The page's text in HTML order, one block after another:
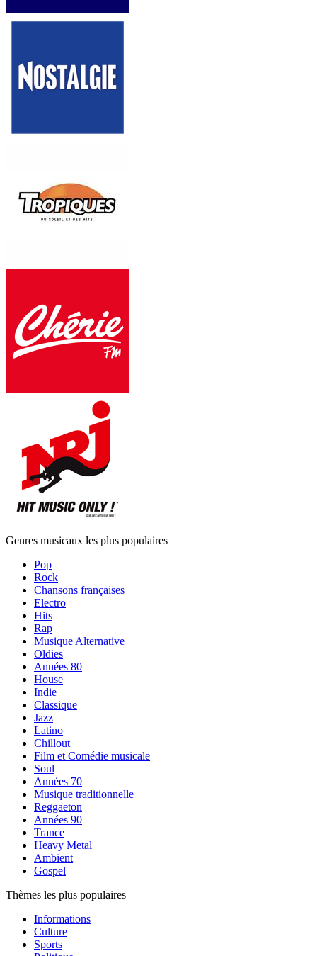
Genres musicaux les plus populaires
Pop
Rock
Chansons françaises
Electro
Hits
Rap
Musique Alternative
Oldies
Années 80
House
Indie
Classique
Jazz
Latino
Chillout
Film et Comédie musicale
Soul
Années 70
Musique traditionnelle
Reggaeton
Années 90
Trance
Heavy Metal
Ambient
Gospel
Thèmes les plus populaires
Informations
Culture
Sports